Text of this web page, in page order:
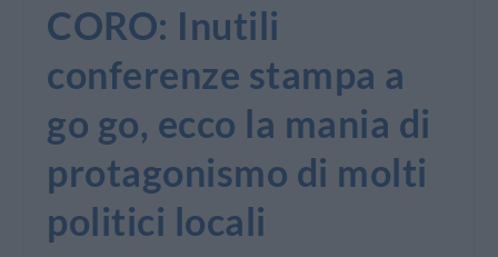
CORO: Inutili
conferenze stampa a
go go, ecco la mania di
protagonismo di molti
politici locali